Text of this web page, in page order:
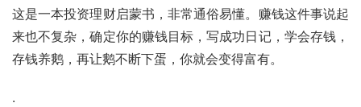
这是一本投资理财启蒙书，非常通俗易懂。赚钱这件事说起
来也不复杂，确定你的赚钱目标，写成功日记，学会存钱，
存钱养鹅，再让鹅不断下蛋，你就会变得富有。
.